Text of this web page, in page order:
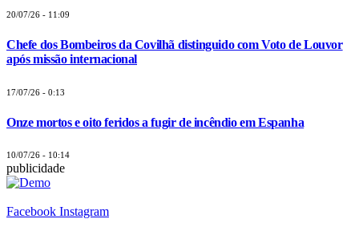
20/07/26 - 11:09
Chefe dos Bombeiros da Covilhã distinguido com Voto de Louvor
após missão internacional
17/07/26 - 0:13
Onze mortos e oito feridos a fugir de incêndio em Espanha
10/07/26 - 10:14
publicidade
Facebook Instagram